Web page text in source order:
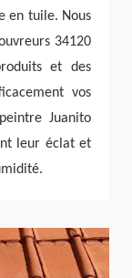
en tuile. Nous
34120
et des
vos
Juanito
leur éclat et